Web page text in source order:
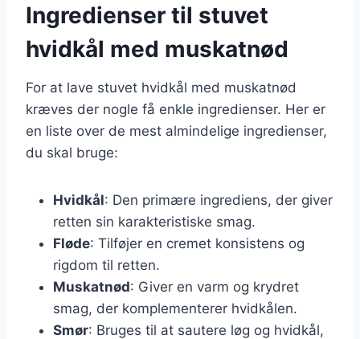
Ingredienser til stuvet
hvidkål med muskatnød
For at lave stuvet hvidkål med muskatnød
kræves der nogle få enkle ingredienser. Her er
en liste over de mest almindelige ingredienser,
du skal bruge:
Hvidkål: Den primære ingrediens, der giver
retten sin karakteristiske smag.
Fløde: Tilføjer en cremet konsistens og
rigdom til retten.
Muskatnød: Giver en varm og krydret
smag, der komplementerer hvidkålen.
Smør: Bruges til at sautere løg og hvidkål,